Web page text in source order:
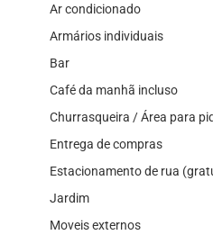
Ar condicionado
Armários individuais
Bar
Café da manhã incluso
Churrasqueira / Área para
Entrega de compras
Estacionamento de rua
Jardim
Moveis externos